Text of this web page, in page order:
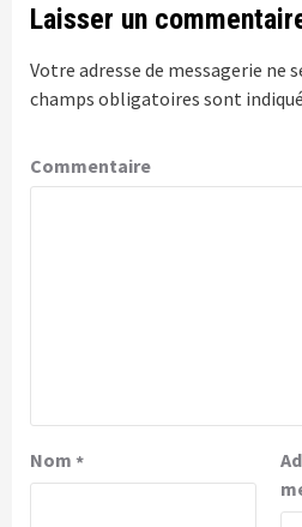
Laisser un
Votre adresse de messagerie ne
champs obligatoires sont
Commentaire
Nom *